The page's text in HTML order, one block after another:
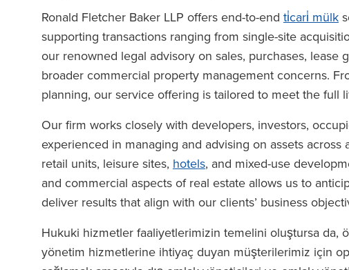
Ronald Fletcher Baker LLP offers end-to-end ti̇cari̇ mülk
supporting transactions ranging from single-site
our renowned legal advisory on sales, purchases, lease
broader commercial property management concerns.
planning, our service offering is tailored to meet the full
Our firm works closely with developers, investors,
experienced in managing and advising on assets
retail units, leisure sites, hotels, and mixed-use
and commercial aspects of real estate allows us to
deliver results that align with our clients’ business
Hukuki hizmetler faaliyetlerimizin temelini oluştursa da,
yönetim hizmetlerine ihtiyaç duyan müşterilerimiz için